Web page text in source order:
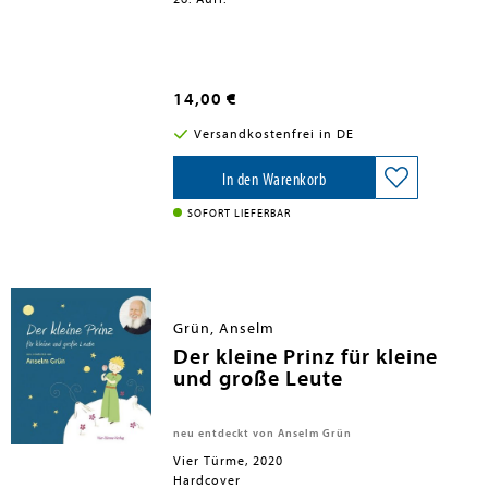
14,00 €
Versandkostenfrei in DE
In den Warenkorb
SOFORT LIEFERBAR
Grün, Anselm
Der kleine Prinz für kleine
und große Leute
neu entdeckt von Anselm Grün
Vier Türme, 2020
Hardcover